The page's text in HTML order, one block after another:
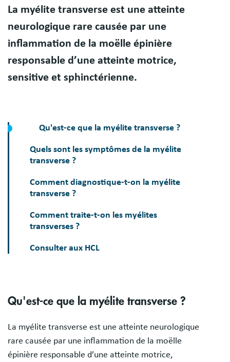
Résumé
La myélite transverse est une atteinte
neurologique rare causée par une
inflammation de la moëlle épinière
responsable d’une atteinte motrice,
sensitive et sphinctérienne.
Qu'est-ce que la myélite transverse ?
Quels sont les symptômes de la myélite
transverse ?
Comment diagnostique-t-on la myélite
transverse ?
Comment traite-t-on les myélites
transverses ?
Consulter aux HCL
Qu'est-ce que la myélite transverse ?
La myélite transverse est une atteinte neurologique
rare causée par une inflammation de la moëlle
épinière responsable d’une atteinte motrice,